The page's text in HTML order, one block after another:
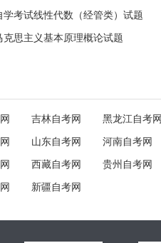
学考试线性代数（经管类）试题
克思主义基本原理概论试题
吉林自考网 黑龙江自考网
山东自考网 河南自考网
西藏自考网 贵州自考网
新疆自考网